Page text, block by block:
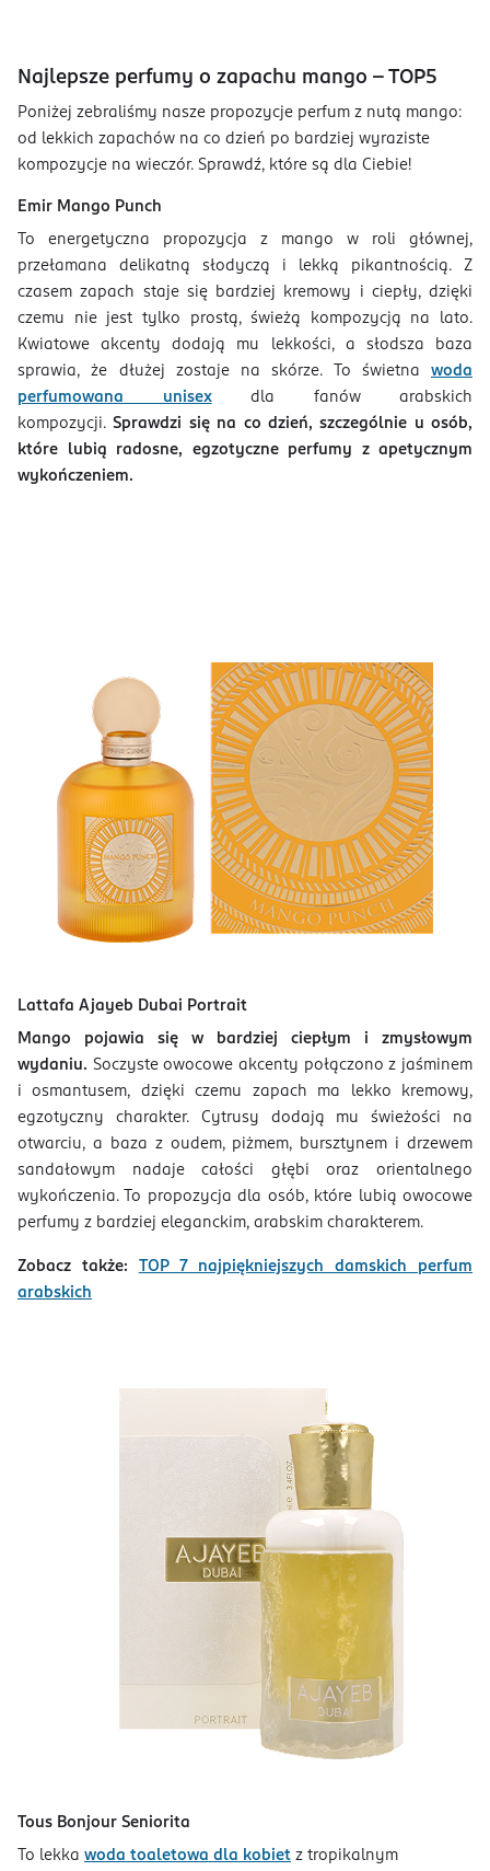
Najlepsze perfumy o zapachu mango - TOP5
Poniżej zebraliśmy nasze propozycje perfum z nutą mango:
od lekkich zapachów na co dzień po bardziej wyraziste
kompozycje na wieczór. Sprawdź, które są dla Ciebie!
Emir Mango Punch
To energetyczna propozycja z mango w roli głównej,
przełamana delikatną słodyczą i lekką pikantnością. Z
czasem zapach staje się bardziej kremowy i ciepły, dzięki
czemu nie jest tylko prostą, świeżą kompozycją na lato.
Kwiatowe akcenty dodają mu lekkości, a słodsza baza
sprawia, że dłużej zostaje na skórze. To świetna woda
perfumowana unisexdla fanów arabskich
kompozycji.Sprawdzi się na co dzień, szczególnie u osób,
które lubią radosne, egzotyczne perfumy z apetycznym
wykończeniem.
Lattafa Ajayeb Dubai Portrait
Mango pojawia się w bardziej ciepłym i zmysłowym
wydaniu. Soczyste owocowe akcenty połączono z jaśminem
i osmantusem, dzięki czemu zapach ma lekko kremowy,
egzotyczny charakter. Cytrusy dodają mu świeżości na
otwarciu, a baza z oudem, piżmem, bursztynem i drzewem
sandałowym nadaje całości głębi oraz orientalnego
wykończenia. To propozycja dla osób, które lubią owocowe
perfumy z bardziej eleganckim, arabskim charakterem.
Zobacz także:
TOP 7 najpiękniejszych damskich perfum
arabskich
Tous Bonjour Seniorita
To lekka woda toaletowa dla kobiet z tropikalnym